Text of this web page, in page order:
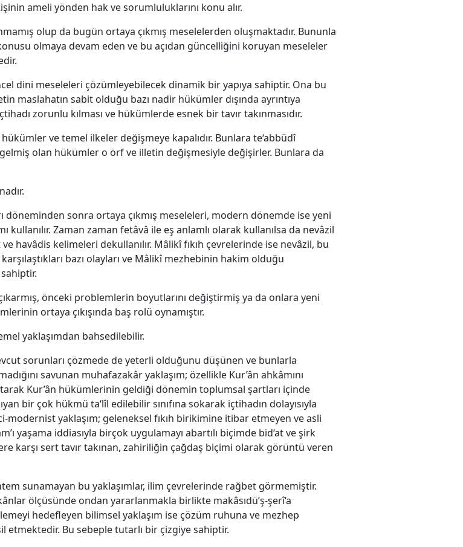
ameli yönden hak ve sorumluluklarını konu alır.
olup da bugün ortaya çıkmış meselelerden oluşmaktadır. Bununla
olmaya devam eden ve bu açıdan güncelliğini koruyan meseleler
dini meseleleri çözümleyebilecek dinamik bir yapıya sahiptir. Ona bu
maslahatın sabit olduğu bazı nadir hükümler dışında ayrıntıya
zorunlu kılması ve hükümlerde esnek bir tavır takınmasıdır.
ve temel ilkeler değişmeye kapalıdır. Bunlara te‘abbüdî
olan hükümler o örf ve illetin değişmesiyle değişirler. Bunlara da
döneminden sonra ortaya çıkmış meseleleri, modern dönemde ise yeni
Zaman zaman fetâvâ ile eş anlamlı olarak kullanılsa da nevâzil
havâdis kelimeleri dekullanılır. Mâlikî fıkıh çevrelerinde ise nevâzil, bu
bazı olayları ve Mâlikî mezhebinin hakim olduğu
önceki problemlerin boyutlarını değiştirmiş ya da onlara yeni
ortaya çıkışında baş rolü oynamıştır.
yaklaşımdan bahsedilebilir.
sorunları çözmede de yeterli olduğunu düşünen ve bunlarla
savunan muhafazakâr yaklaşım; özellikle Kur’ân ahkâmını
Kur’ân hükümlerinin geldiği dönemin toplumsal şartları içinde
bir çok hükmü ta‘lîl edilebilir sınıfına sokarak içtihadın dolayısıyla
yaklaşım; geleneksel fıkıh birikimine itibar etmeyen ve asli
yaşama iddiasıyla birçok uygulamayı abartılı biçimde bid‘at ve şirk
karşı sert tavır takınan, zahiriliğin çağdaş biçimi olarak görüntü veren
sunamayan bu yaklaşımlar, ilim çevrelerinde rağbet görmemiştir.
ölçüsünde ondan yararlanmakla birlikte makâsıdü’ş-şerî‘a
hedefleyen bilimsel yaklaşım ise çözüm ruhuna ve mezhep
etmektedir. Bu sebeple tutarlı bir çizgiye sahiptir.